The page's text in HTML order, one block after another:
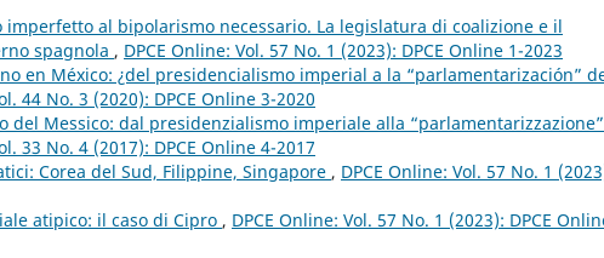
al bipolarismo necessario. La legislatura di coalizione e il
spagnola , DPCE Online: Vol. 57 No. 1 (2023): DPCE Online 1-2023
en México: ¿del presidencialismo imperial a la “parlamentarización”
44 No. 3 (2020): DPCE Online 3-2020
del Messico: dal presidenzialismo imperiale alla
33 No. 4 (2017): DPCE Online 4-2017
Corea del Sud, Filippine, Singapore , DPCE Online: Vol. 57 No. 1
atipico: il caso di Cipro , DPCE Online: Vol. 57 No. 1 (2023): DPCE